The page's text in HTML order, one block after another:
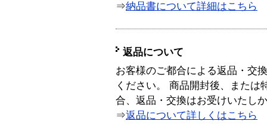
⇒納品書について詳細はこちら
返品について
お客様のご都合による返品・交
ください。 商品開封後、または
合、返品・交換はお受けいたし
⇒返品について詳しくはこちら